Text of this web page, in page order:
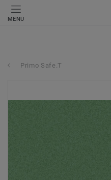
MENU
Primo Safe.T